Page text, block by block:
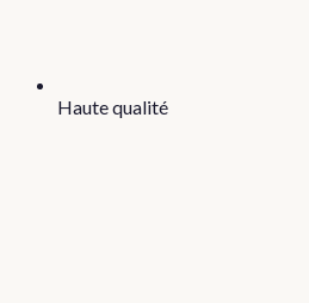
Haute qualité